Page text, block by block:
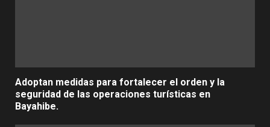
Adoptan medidas para fortalecer el orden y la
seguridad de las operaciones turísticas en
Bayahibe.